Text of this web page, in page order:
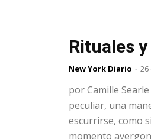
Rituales
New York Diario - 26
por Camille
peculiar, una
escurrirse, como
momento